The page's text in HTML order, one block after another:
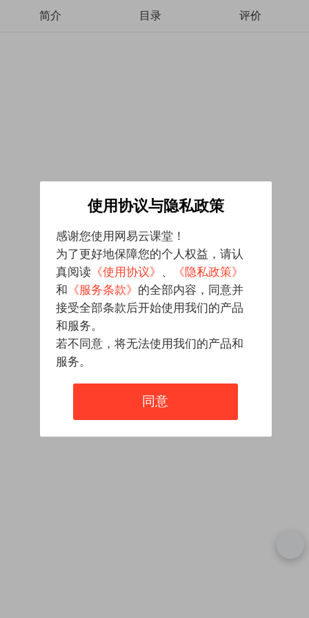
简介 目录 评价
使用协议与隐私政策
感谢您使用网易云课堂！
为了更好地保障您的个人权益，请认
真阅读 《使用协议》 、
《隐私政策》
和 《服务条款》 的全部内容，同意并
接受全部条款后开始使用我们的产品
和服务。
若不同意，将无法使用我们的产品和
服务。
同意